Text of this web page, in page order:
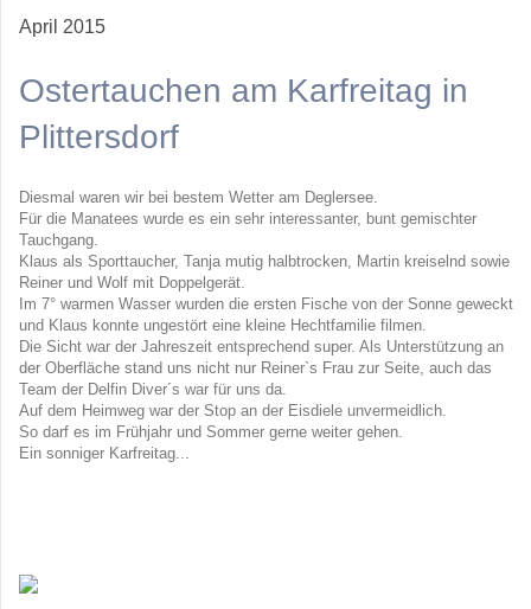
April 2015
Ostertauchen am Karfreitag in
Plittersdorf
Diesmal waren wir bei bestem Wetter am Deglersee.
Für die Manatees wurde es ein sehr interessanter, bunt gemischter
Tauchgang.
Klaus als Sporttaucher, Tanja mutig halbtrocken, Martin kreiselnd sowie
Reiner und Wolf mit Doppelgerät.
Im 7° warmen Wasser wurden die ersten Fische von der Sonne geweckt
und Klaus konnte ungestört eine kleine Hechtfamilie filmen.
Die Sicht war der Jahreszeit entsprechend super. Als Unterstützung an
der Oberfläche stand uns nicht nur Reiner`s Frau zur Seite, auch das
Team der Delfin Diver´s war für uns da.
Auf dem Heimweg war der Stop an der Eisdiele unvermeidlich.
So darf es im Frühjahr und Sommer gerne weiter gehen.
Ein sonniger Karfreitag...